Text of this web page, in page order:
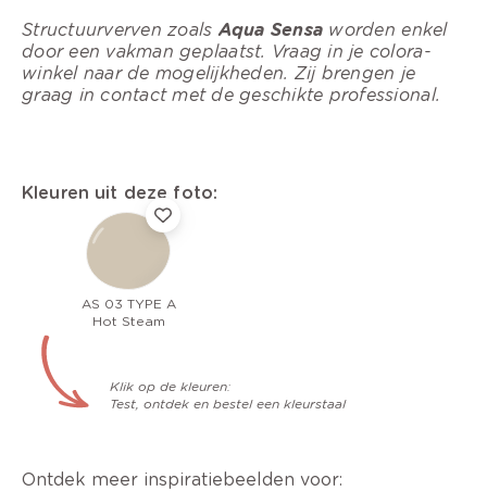
Structuurverven zoals Aqua Sensa worden enkel
door een vakman geplaatst. Vraag in je colora-
winkel naar de mogelijkheden. Zij brengen je
graag in contact met de geschikte professional.
Kleuren uit deze foto:
AS 03 TYPE A
Hot Steam
Klik op de kleuren:
Test, ontdek en bestel een kleurstaal
Ontdek meer inspiratiebeelden voor: